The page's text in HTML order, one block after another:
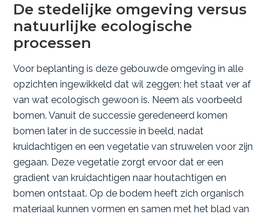
De stedelijke omgeving versus
natuurlijke ecologische
processen
Voor beplanting is deze gebouwde omgeving in alle
opzichten ingewikkeld dat wil zeggen; het staat ver af
van wat ecologisch gewoon is. Neem als voorbeeld
bomen. Vanuit de successie geredeneerd komen
bomen later in de successie in beeld, nadat
kruidachtigen en een vegetatie van struwelen voor zijn
gegaan. Deze vegetatie zorgt ervoor dat er een
gradient van kruidachtigen naar houtachtigen en
bomen ontstaat. Op de bodem heeft zich organisch
materiaal kunnen vormen en samen met het blad van